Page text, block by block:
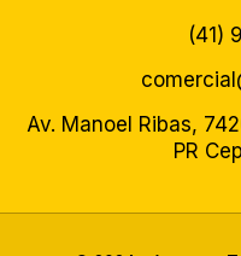
(41)
Av. Manoel Ribas,
PR